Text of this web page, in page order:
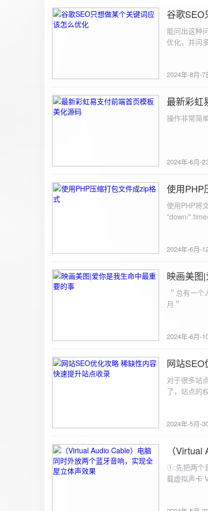
2024-8-7
谷歌SEO
能问出这种
优化，并问
2024年-8月-7
2024-6-23
最新彩虹
操作非常简
2024年-6月-
2024-6-12
使用PHP
使用PHP将
"down/".time().".zip"; // 压缩
数可以改为
= array( "img/1.jpg", "img/2.jpg", ); $filename = "down/img.zip"; // 压缩包存放路径与名称 $zip = new
ZipArchive(); $zip-
$file){ $zip->addFile($file,basename($file)); //向压缩包中添加文件 } $zip->close(); //关闭压缩包 打包某
个文件夹（
为'.'和‘..’，不要对他们进行操作 if
$filename); } } } } $zip = new ZipArchive(); $zip_filename = "down/files.zip"; // 压缩包存放路径与名称
压缩包中
2024年-6月-
2024-6-10
映画美图
＂总有一
月＂
2024年-6月-
2024-5-30
网站SEO
对于很多站
了，站点的
2024年-5月-
2024-5-29
（
①:先把两个
载虚拟声卡